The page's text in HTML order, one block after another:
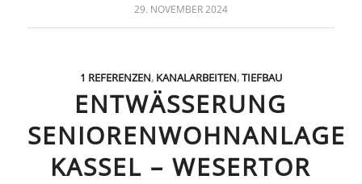
29. NOVEMBER 2024
1 REFERENZEN, KANALARBEITEN,TIEFBAU
ENTWÄSSERUNG
SENIORENWOHNANLAGE
KASSEL – WESERTOR